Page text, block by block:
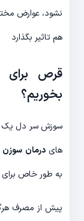
نشود، عوارض
هم تاثیر بگذارد
قرص
بخوریم؟
سوزش سر دل یک
هایدرمان سوزن
به طور خاص
پیش از مصرف